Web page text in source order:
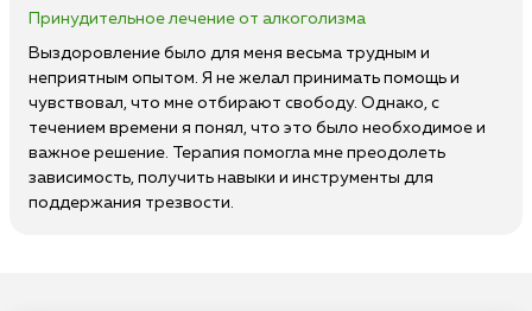
Принудительное лечение от алкоголизма
Выздоровление было для меня весьма трудным и
неприятным опытом. Я не желал принимать помощь и
чувствовал, что мне отбирают свободу. Однако, с
течением времени я понял, что это было необходимое и
важное решение. Терапия помогла мне преодолеть
зависимость, получить навыки и инструменты для
поддержания трезвости.